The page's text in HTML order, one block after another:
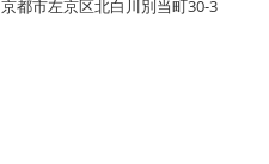
京都市左京区北白川別当町30-3